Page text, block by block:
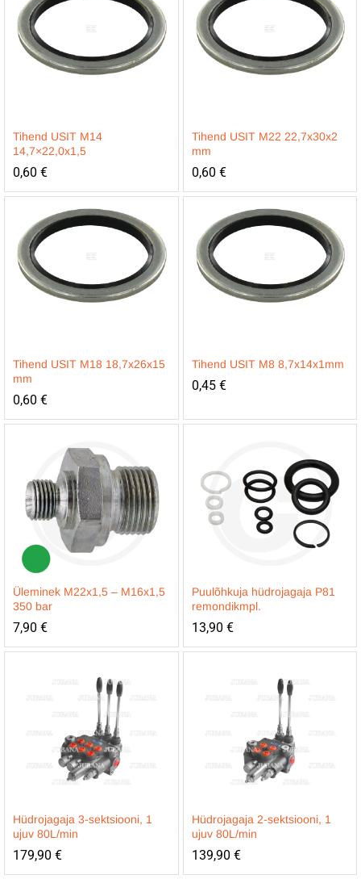
Tihend USIT M14
14,7×22,0x1,5
0,60 €
Tihend USIT M22 22,7x30x2
mm
0,60 €
Tihend USIT M18 18,7x26x15
mm
0,60 €
Tihend USIT M8 8,7x14x1mm
0,45 €
Üleminek M22x1,5 – M16x1,5
350 bar
7,90 €
Puulõhkuja hüdrojagaja P81
remondikmpl.
13,90 €
Hüdrojagaja 3-sektsiooni, 1
ujuv 80L/min
179,90 €
Hüdrojagaja 2-sektsiooni, 1
ujuv 80L/min
139,90 €